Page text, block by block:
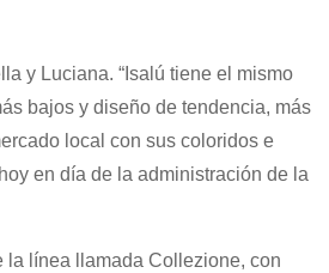
y Luciana. “Isalú tiene el mismo
bajos y diseño de tendencia, más
local con sus coloridos e
en día de la administración de la
la línea llamada Collezione, con